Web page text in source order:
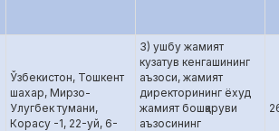
Ўзбекистон, Тошкент
шахар, Мирзо-
Улугбек тумани,
Корасу -1, 22-уй, 6-
3) ушбу жамият
кузатув кенгашининг
аъзоси, жамият
директорининг ёхуд
жамият бошқаруви
аъзосининг